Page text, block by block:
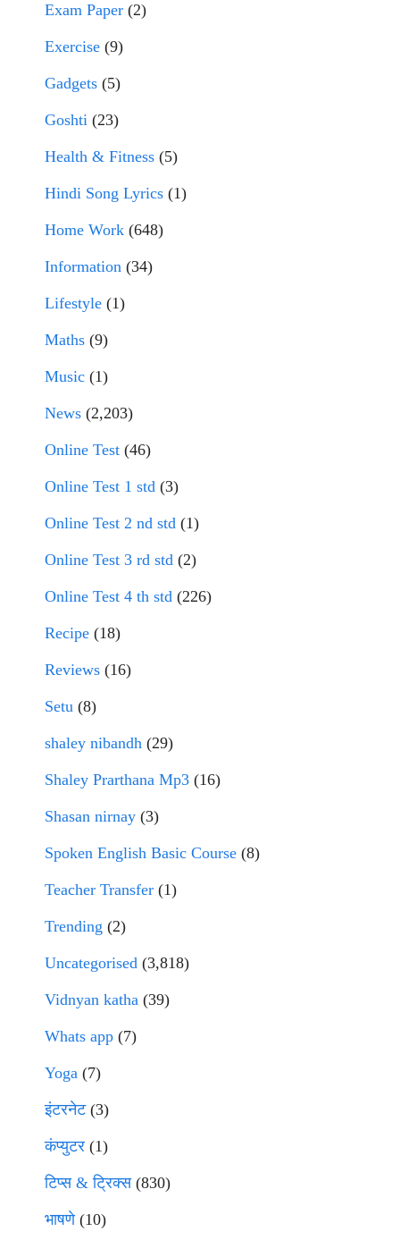
Exam Paper (2)
Exercise (9)
Gadgets (5)
Goshti (23)
Health & Fitness (5)
Hindi Song Lyrics (1)
Home Work (648)
Information (34)
Lifestyle (1)
Maths (9)
Music (1)
News (2,203)
Online Test (46)
Online Test 1 std (3)
Online Test 2 nd std (1)
Online Test 3 rd std (2)
Online Test 4 th std (226)
Recipe (18)
Reviews (16)
Setu (8)
shaley nibandh (29)
Shaley Prarthana Mp3 (16)
Shasan nirnay (3)
Spoken English Basic Course (8)
Teacher Transfer (1)
Trending (2)
Uncategorised (3,818)
Vidnyan katha (39)
Whats app (7)
Yoga (7)
इंटरनेट(3)
कंप्युटर (1)
टिप्स & ट्रिक्स(830)
भाषणे(10)